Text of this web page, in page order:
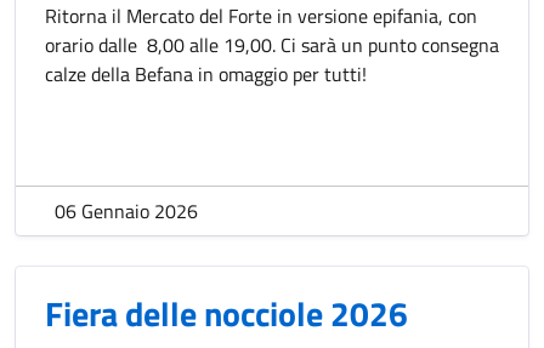
Ritorna il Mercato del Forte in versione epifania, con
orario dalle 8,00 alle 19,00. Ci sarà un punto consegna
calze della Befana in omaggio per tutti!
06 Gennaio 2026
Fiera delle nocciole 2026